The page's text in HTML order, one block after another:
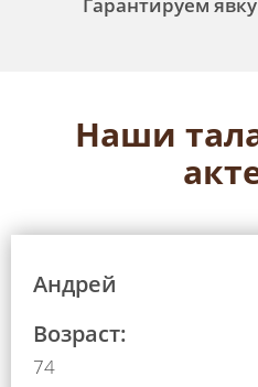
Наши
Андрей
Возраст:
74